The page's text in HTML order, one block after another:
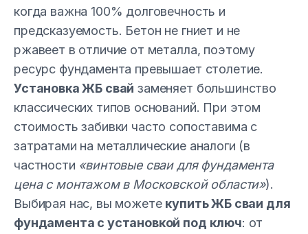
когда важна 100% долговечность и
предсказуемость. Бетон не гниет и не
ржавеет в отличие от металла, поэтому
ресурс фундамента превышает столетие.
Установка ЖБ свай заменяет большинство
классических типов оснований. При этом
стоимость забивки часто сопоставима с
затратами на металлические аналоги (в
частности «винтовые сваи для фундамента
цена с монтажом в Московской области»).
Выбирая нас, вы можете купить ЖБ сваи для
фундамента с установкой под ключ: от